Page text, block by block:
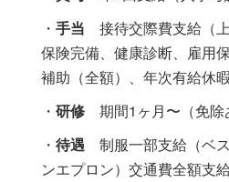
・ 手当 接待交際費支給（
保険完備、健康診断、雇用
補助（全額）、年次有給休暇
・ 研修 期間1ヶ月〜（免除
・ 待遇 制服一部支給（ベ
ンエプロン）交通費全額支